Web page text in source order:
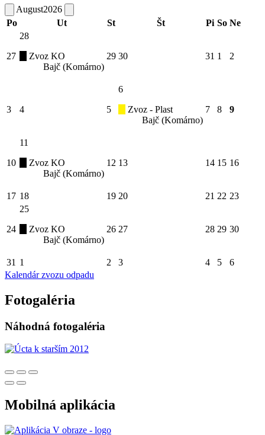
August2026
Po
Ut St Št Pi So Ne
27
28
Zvoz KO
Bajč (Komárno)
29 30 31 1 2
3 4 5
6
Zvoz - Plast
Bajč (Komárno)
7 8 9
10
11
Zvoz KO
Bajč (Komárno)
12 13 14 15 16
17 18 19 20 21 22 23
24
25
Zvoz KO
Bajč (Komárno)
26 27 28 29 30
31 1 2 3 4 5
6
Kalendár zvozu odpadu
Fotogaléria
Náhodná fotogaléria
Mobilná aplikácia